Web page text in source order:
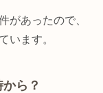
があったので、
います。
ら？